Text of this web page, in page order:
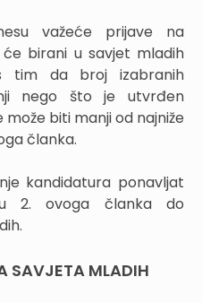
važeće prijave na
birani u savjet mladih
tim da broj izabranih
nego što je utvrđen
može biti manji od najniže
članka.
kandidatura ponavljat
2. ovoga članka do
SAVJETA MLADIH